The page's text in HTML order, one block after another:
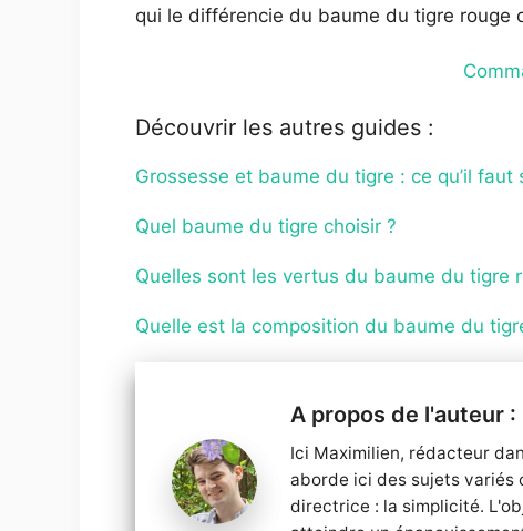
qui le différencie du baume du tigre rouge
Découvrir les autres guides :
Grossesse et baume du tigre : ce qu’il faut
Quel baume du tigre choisir ?
Quelles sont les vertus du baume du tigre
Quelle est la composition du baume du
Ici Maximilien, rédacteur
aborde ici des sujets variés
directrice : la simplicité.